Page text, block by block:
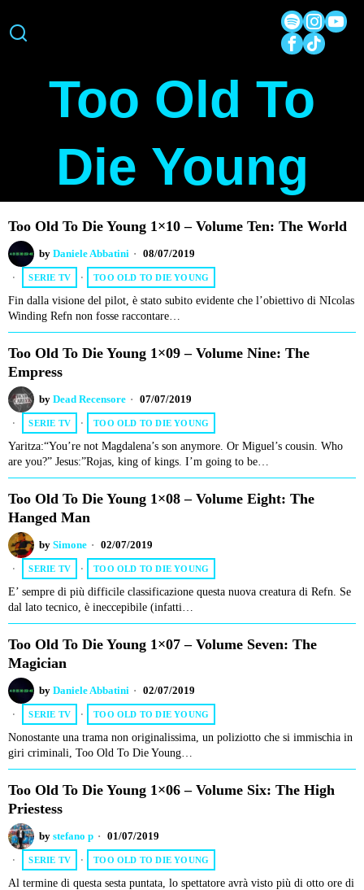
Too Old To
Die Young
Too Old To Die Young 1×10 – Volume Ten: The World
by Daniele Abbatini 08/07/2019
SERIE TV · TOO OLD TO DIE YOUNG
Fin dalla visione del pilot, è stato subito evidente che l’obiettivo di NIcolas
Winding Refn non fosse raccontare…
Too Old To Die Young 1×09 – Volume Nine: The
Empress
by Dead Recensore 07/07/2019
SERIE TV · TOO OLD TO DIE YOUNG
Yaritza:“You’re not Magdalena’s son anymore. Or Miguel’s cousin. Who
are you?” Jesus:”Rojas, king of kings. I’m going to be…
Too Old To Die Young 1×08 – Volume Eight: The
Hanged Man
by Simone 02/07/2019
SERIE TV · TOO OLD TO DIE YOUNG
E’ sempre di più difficile classificazione questa nuova creatura di Refn. Se
dal lato tecnico, è ineccepibile (infatti…
Too Old To Die Young 1×07 – Volume Seven: The
Magician
by Daniele Abbatini 02/07/2019
SERIE TV · TOO OLD TO DIE YOUNG
Nonostante una trama non originalissima, un poliziotto che si immischia in
giri criminali, Too Old To Die Young…
Too Old To Die Young 1×06 – Volume Six: The High
Priestess
by stefano p 01/07/2019
SERIE TV · TOO OLD TO DIE YOUNG
Al termine di questa sesta puntata, lo spettatore avrà visto più di otto ore di